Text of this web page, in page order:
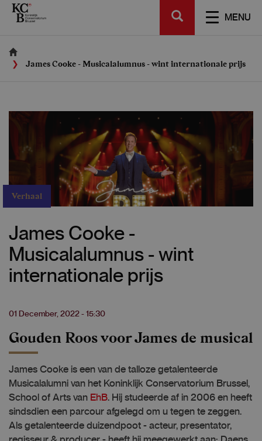
Skip
MENU
SEARCH
James Cooke - Musicalalumnus - wint internationale prijs
Verhaal
James Cooke -
Musicalalumnus - wint
internationale prijs
01 December, 2022 - 15:30
Gouden Roos voor James de musical
James Cooke is een van de talloze getalenteerde
Musicalalumni van het Koninklijk Conservatorium Brussel,
School of Arts van EhB. Hij studeerde af in 2006 en heeft
sindsdien een parcour afgelegd om u tegen te zeggen.
Als getalenteerde duizendpoot - acteur, presentator,